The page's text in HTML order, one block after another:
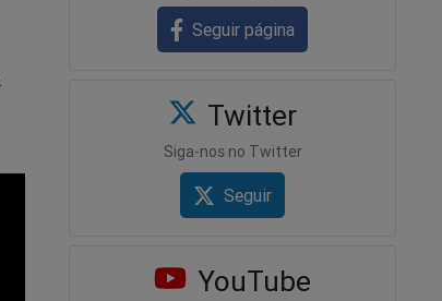
Seguir página
Twitter
Siga-nos no Twitter
Seguir
YouTube